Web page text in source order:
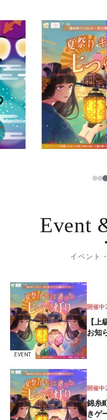
ニュース
レストラン・カフェ
TAX FREE
PARCOメンバーズ
한국어
ภาษาไทย
日本語
12
Event
イベント
EVENT
開催中
【
お知
開催中
錦糸
きゲ